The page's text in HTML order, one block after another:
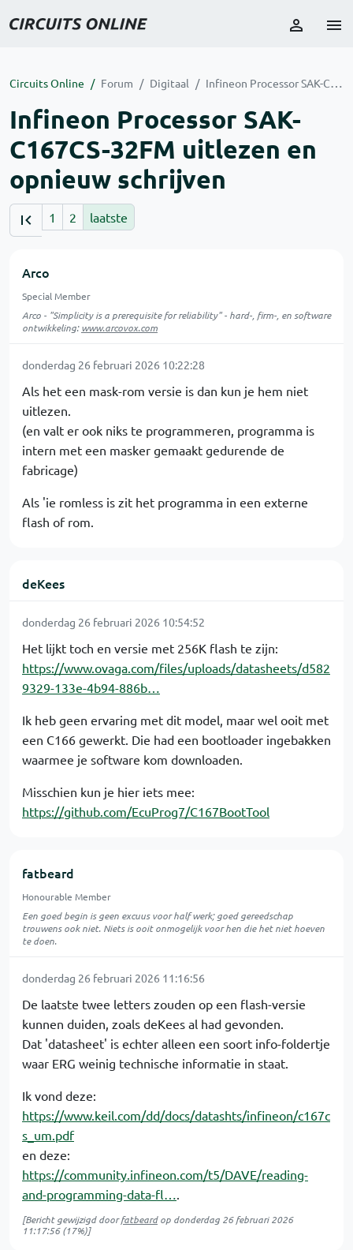
Circuits Online Forum Digitaal Infineon Processor SAK-C167CS-32FM uitlezen en opnieuw schrijven
Infineon Processor SAK-
C167CS-32FM uitlezen en
opnieuw schrijven
1 2 laatste
Arco
Special Member
Arco - "Simplicity is a prerequisite for reliability" - hard-, firm-, en software
ontwikkeling:www.arcovox.com
donderdag 26 februari 2026 10:22:28
Als het een mask-rom versie is dan kun je hem niet
uitlezen.
(en valt er ook niks te programmeren, programma is
intern met een masker gemaakt gedurende de
fabricage)
Als 'ie romless is zit het programma in een externe
flash of rom.
deKees
donderdag 26 februari 2026 10:54:52
Het lijkt toch en versie met 256K flash te zijn:
https://www.ovaga.com/files/uploads/datasheets/d582
9329-133e-4b94-886b…
Ik heb geen ervaring met dit model, maar wel ooit met
een C166 gewerkt. Die had een bootloader ingebakken
waarmee je software kom downloaden.
Misschien kun je hier iets mee:
https://github.com/EcuProg7/C167BootTool
fatbeard
Honourable Member
Een goed begin is geen excuus voor half werk; goed gereedschap
trouwens ook niet. Niets is ooit onmogelijk voor hen die het niet hoeven
te doen.
donderdag 26 februari 2026 11:16:56
De laatste twee letters zouden op een flash-versie
kunnen duiden, zoals deKees al had gevonden.
Dat 'datasheet' is echter alleen een soort info-foldertje
waar ERG weinig technische informatie in staat.
Ik vond deze:
https://www.keil.com/dd/docs/datashts/infineon/c167c
s_um.pdf
en deze:
https://community.infineon.com/t5/DAVE/reading-
and-programming-data-fl….
[Bericht gewijzigd doorfatbeardop donderdag 26 februari 2026
11:17:56(17%)]